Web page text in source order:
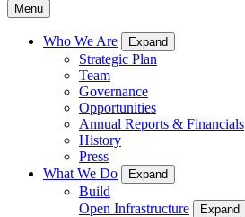
Menu
Who We Are Expand
Strategic Plan
Team
Governance
Opportunities
Annual Reports & Financials
History
Press
What We Do
Expand
Build
Open Infrastructure
Expand